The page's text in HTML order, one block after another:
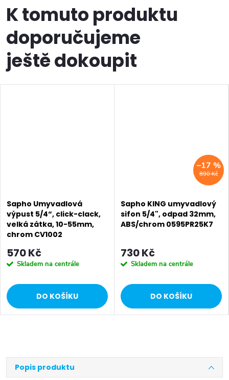
Popis produktu
K tomuto produktu
doporučujeme
ještě dokoupit
Sapho Umyvadlová
výpust 5/4“, click-clack,
velká zátka, 10-55mm,
chrom CV1002
570 Kč
Skladem na centrále
DO KOŠÍKU
890 Kč
–17 %
Sapho KING umyvadlový
sifon 5/4", odpad 32mm,
ABS/chrom 0595PR25K7
730 Kč
Skladem na centrále
DO KOŠÍKU